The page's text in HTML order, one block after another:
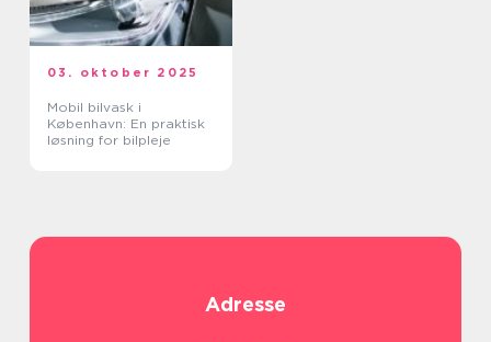
03. oktober 2025
Mobil bilvask i
København: En praktisk
løsning for bilpleje
Adresse